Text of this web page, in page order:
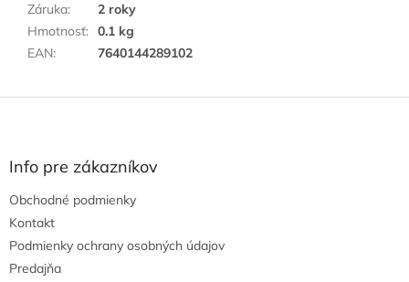
Záruka:
2 roky
Hmotnosť: 0.1 kg
EAN: 7640144289102
Info pre zákazníkov
Obchodné podmienky
Kontakt
Podmienky ochrany osobných údajov
Predajňa